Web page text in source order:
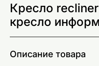
Кресло
кресло
Описание товара